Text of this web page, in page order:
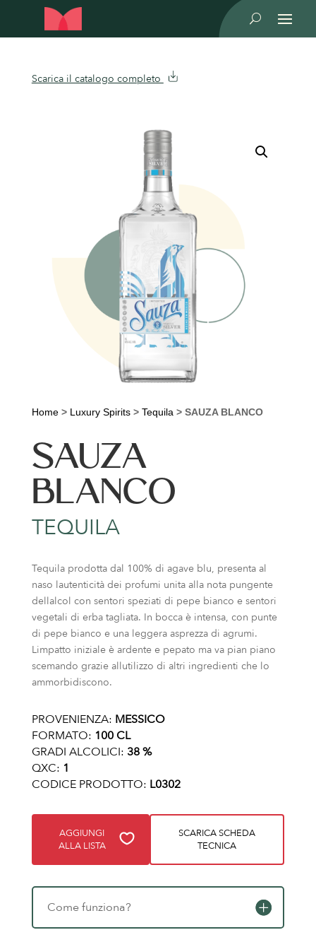
U
Scarica il catalogo completo
Home> Luxury Spirits> Tequila > SAUZA BLANCO
SAUZA
BLANCO
TEQUILA
Tequila prodotta dal 100% di agave blu, presenta al
naso lautenticità dei profumi unita alla nota pungente
dellalcol con sentori speziati di pepe bianco e sentori
vegetali di erba tagliata. In bocca è intensa, con punte
di pepe bianco e una leggera asprezza di agrumi.
Limpatto iniziale è ardente e pepato ma va pian piano
scemando grazie allutilizzo di altri ingredienti che lo
ammorbidiscono.
PROVENIENZA: MESSICO
FORMATO: 100 CL
GRADI ALCOLICI: 38 %
QXC: 1
CODICE PRODOTTO: L0302
AGGIUNGI
ALLA LISTA
SCARICA SCHEDA
TECNICA
Come funziona?